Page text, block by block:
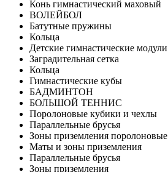
Конь гимнастический маховый
ВОЛЕЙБОЛ
Батутные пружины
Кольца
Детские гимнастические модули
Заградительная сетка
Кольца
Гимнастические кубы
БАДМИНТОН
БОЛЬШОЙ ТЕННИС
Поролоновые кубики и чехлы
Параллельные брусья
Зоны приземления поролоновые
Маты и зоны приземления
Параллельные брусья
Зоны приземления